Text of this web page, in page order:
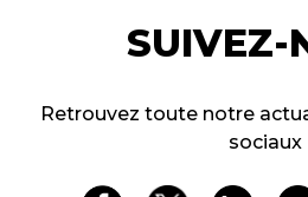
SUIVEZ-
Retrouvez toute notre
sociaux